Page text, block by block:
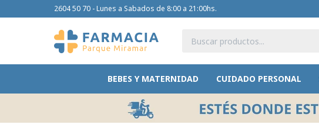
BEBES Y MATERNIDAD CUIDADO PERSONAL
2604 50 70 - Lunes a Sabados de 8:00 a 21:00hs.